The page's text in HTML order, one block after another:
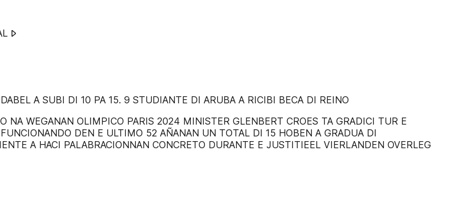
PROYECTO DI “ARUBA HAPPY ONE PASS” (AHOP) TA DEN SU FASE FINAL 𐰷
A SUBI DI 10 PA 15. 9 STUDIANTE DI ARUBA A RICIBI BECA DI REINO
NA WEGANAN OLIMPICO PARIS 2024 MINISTER GLENBERT CROES TA GRADICI TUR E
DEN E ULTIMO 52 AÑANAN UN TOTAL DI 15 HOBEN A GRADUA DI
A HACI PALABRACIONNAN CONCRETO DURANTE E JUSTITIEEL VIERLANDEN OVERLEG